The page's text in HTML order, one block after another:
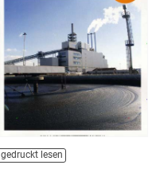
gedruckt lesen